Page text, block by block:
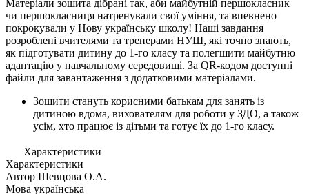
Матеріали зошита дібрані так, аби майбутній першокласник
чи першокласниця натренували свої уміння, та впевнено
покрокували у Нову українську школу! Наші завдання
розроблені вчителями та тренерами НУШ, які точно знають,
як підготувати дитину до 1-го класу та полегшити майбутню
адаптацію у навчальному середовищі. За QR-кодом доступні
файли для завантаження з додатковими матеріалами.
Зошити стануть корисними батькам для занять із
дитиною вдома, вихователям для роботи у ЗДО, а також
усім, хто працює із дітьми та готує їх до 1-го класу.
Характеристики
Характеристики
Автор Шевцова О.А.
Мова українська